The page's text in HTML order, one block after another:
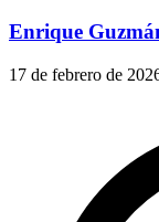
Enrique
17 de febrero de